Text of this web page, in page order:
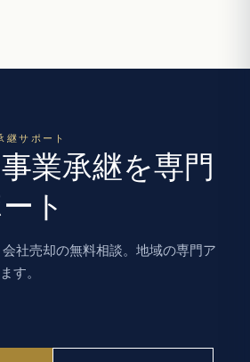
サポート
業承継を専門
ト
社売却の無料相談。地域の専門ア
す。